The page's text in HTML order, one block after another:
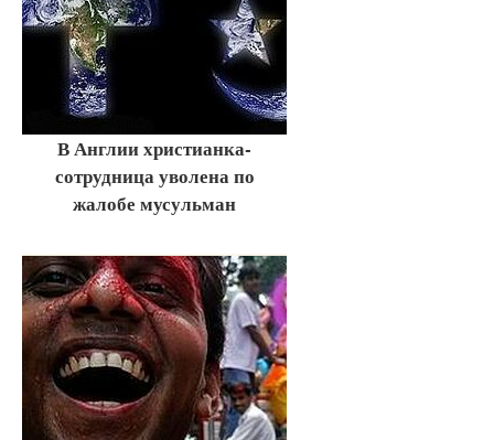
В Англии христианка-
сотрудница уволена по
жалобе мусульман